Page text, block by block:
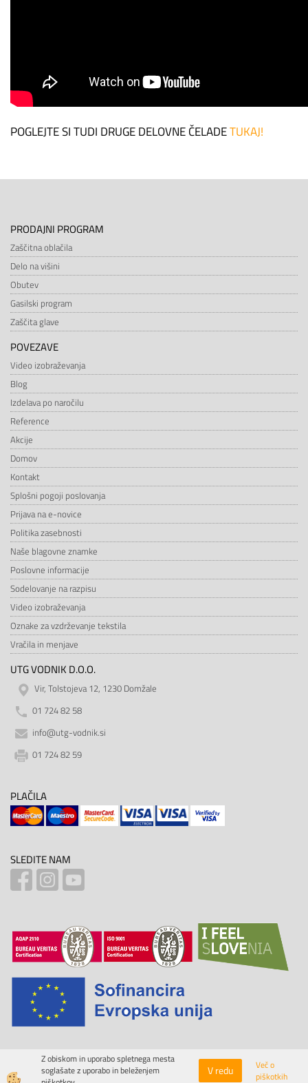
POGLEJTE SI TUDI DRUGE DELOVNE ČELADETUKAJ!
PRODAJNI PROGRAM
Zaščitna oblačila
Delo na višini
Obutev
Gasilski program
Zaščita glave
POVEZAVE
Video izobraževanja
Blog
Izdelava po naročilu
Reference
Akcije
Domov
Kontakt
Splošni pogoji poslovanja
Prijava na e-novice
Politika zasebnosti
Naše blagovne znamke
Poslovne informacije
Sodelovanje na razpisu
Video izobraževanja
Oznake za vzdrževanje tekstila
Vračila in menjave
UTG VODNIK D.O.O.
Vir, Tolstojeva 12, 1230 Domžale
01 724 82 58
info@utg-vodnik.si
01 724 82 59
PLAČILA
SLEDITE NAM
Izdelava spletne trgovine
Z obiskom in uporabo spletnega mesta
soglašate z uporabo in beleženjem
V redu
Več o
piškotkih